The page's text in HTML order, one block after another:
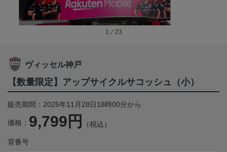
1／23
ヴィッセル神戸
【数量限定】アップサイクルサコッシュ（小）
販売期間：2025年11月28日18時00分から
価格： 9,799円 （税込）
背番号